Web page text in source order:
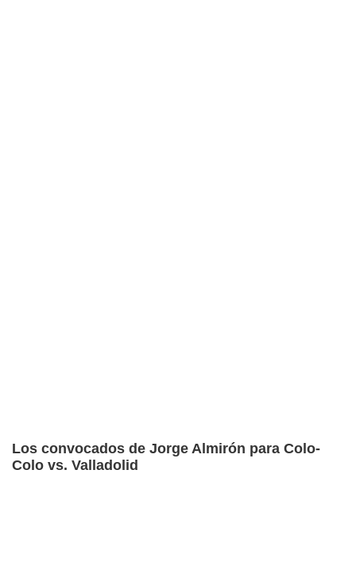
Los convocados de Jorge Almirón para Colo-
Colo vs. Valladolid